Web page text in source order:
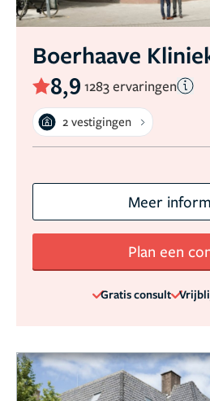
Boerhaave
8,9 1283 ervaringen
2 vestigingen
Meer
Plan een
Gratis consult